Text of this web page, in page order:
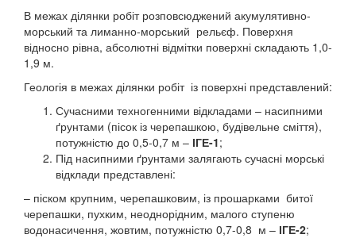
В межах ділянки робіт розповсюджений акумулятивно-
морський та лиманно-морський рельєф. Поверхня
відносно рівна, абсолютні відмітки поверхні складають 1,0-
1,9 м.
Геологія в межах ділянки робіт із поверхні представлений:
Сучасними техногенними відкладами – насипними
ґрунтами (пісок із черепашкою, будівельне сміття),
потужністю до 0,5-0,7 м – ІГЕ-1;
Під насипними ґрунтами залягають сучасні морські
відклади представлені:
– піском крупним, черепашковим, із прошарками битої
черепашки, пухким, неоднорідним, малого ступеню
водонасичення, жовтим, потужністю 0,7-0,8 м – ІГЕ-2;